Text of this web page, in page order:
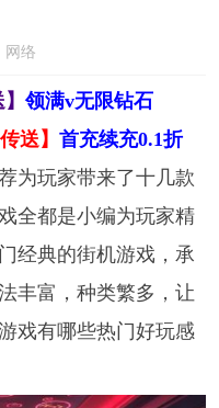
网络
领满v无限钻石
传送】首充续充0.1折
为玩家带来了十几款
全都是小编为玩家精
经典的街机游戏，承
丰富，种类繁多，让
戏有哪些热门好玩感